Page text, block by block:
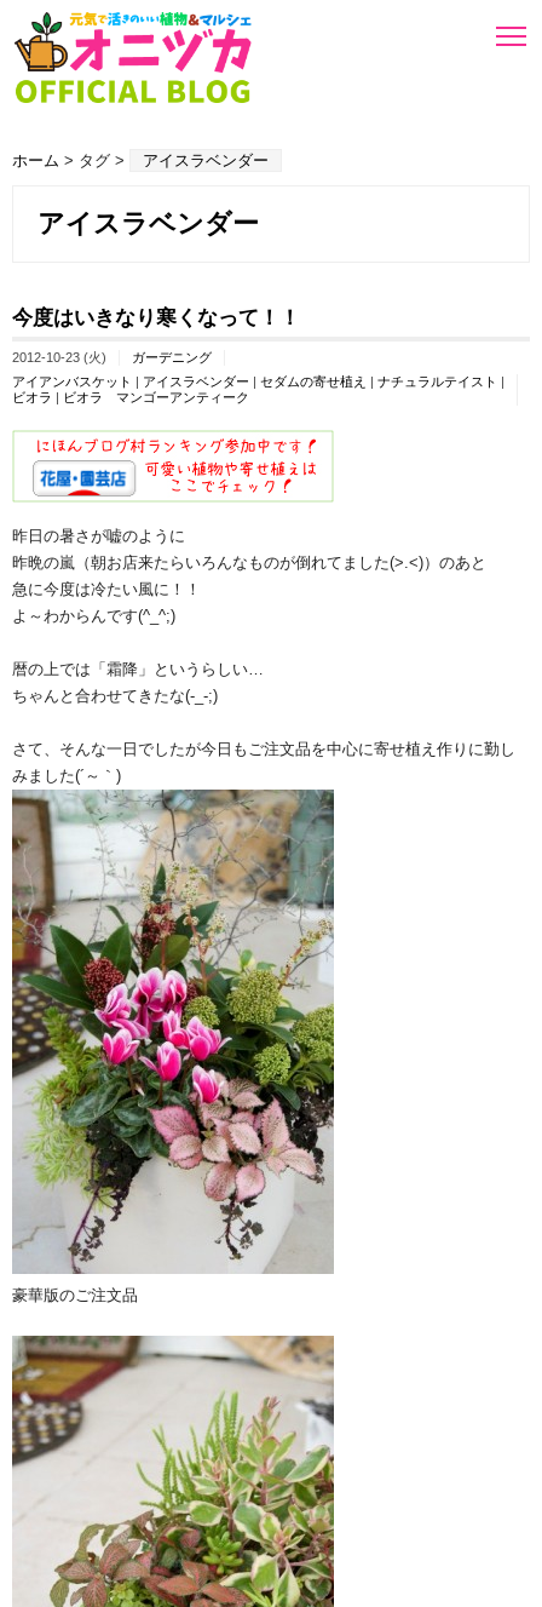
ホーム > タグ > アイスラベンダー
アイスラベンダー
今度はいきなり寒くなって！！
2012-10-23 (火)
ガーデニング
アイアンバスケット | アイスラベンダー | セダムの寄せ植え | ナチュラルテイスト |
ビオラ | ビオラ マンゴーアンティーク
昨日の暑さが嘘のように
昨晩の嵐（朝お店来たらいろんなものが倒れてました(>.<)）のあと
急に今度は冷たい風に！！
よ～わからんです(^_^;)
暦の上では「霜降」というらしい…
ちゃんと合わせてきたな(-_-;)
さて、そんな一日でしたが今日もご注文品を中心に寄せ植え作りに勤し
みました(´～｀)
豪華版のご注文品